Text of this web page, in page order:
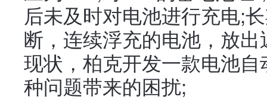
后未及时对电池进行充电;
断，连续浮充的电池，放
现状，柏克开发一款电池
种问题带来的困扰;